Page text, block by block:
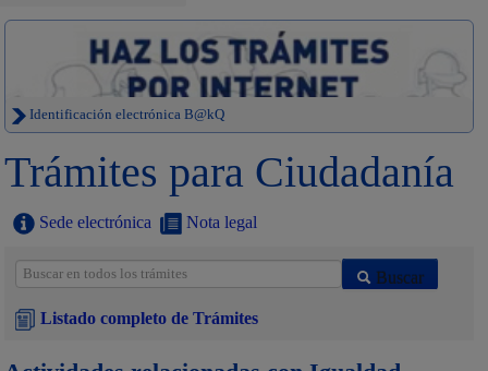
Identificación electrónica B@kQ
Trámites para Ciudadanía
Sede electrónica Nota legal
Buscar
Listado completo de Trámites